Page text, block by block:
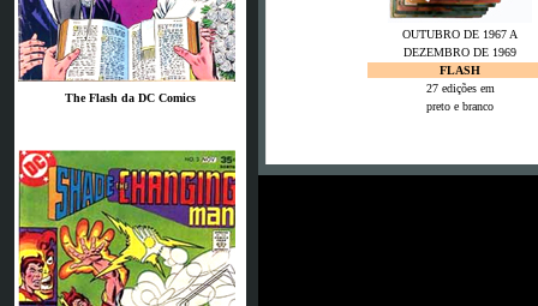
The Flash da DC Comics
OUTUBRO DE 1967 A
DEZEMBRO DE 1969
FLASH
27 edições em
preto e branco